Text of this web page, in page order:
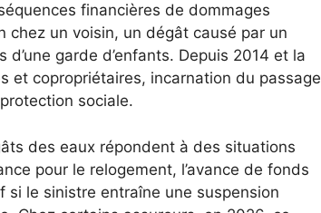
financières de dommages
chez un voisin, un dégât causé par un
garde d’enfants. Depuis 2014 et la
et copropriétaires, incarnation du passage
sociale.
des eaux répondent à des situations
pour le relogement, l’avance de fonds
le sinistre entraîne une suspension